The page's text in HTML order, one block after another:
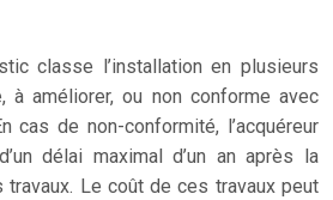
classe l’installation en plusieurs
à améliorer, ou non conforme avec
cas de non-conformité, l’acquéreur
délai maximal d’un an après la
Le coût de ces travaux peut